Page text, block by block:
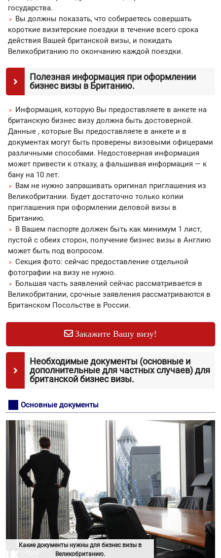
государства.
Вы должны показать, что собираетесь совершать
короткие визитерские поездки в течение всего срока
действия Вашей британской визы, и покидать
Великобританию по окончанию каждой поездки.
Полезная информация при оформлении
бизнес визы в Британию.
Информация, которую Вы предоставляете в анкете на
британскую бизнес визу должна быть достоверной.
Данные , которые Вы предоставляете в анкете и в
документах могут быть проверены визовыми офицерами
различными способами. Недостоверная информация
может привести к отказу, а фальшивая информация — к
бану на 10 лет.
Вам не нужно запрашивать оригинал приглашения из
Великобритании. Будет достаточно только копии
приглашения при оформлении деловой визы в
Британию.
В Вашем паспорте должен быть как минимум 1 лист,
пустой с обеих сторон, получение бизнес визы в Англию
может быть под вопросом.
Секция фото: сейчас предоставление отдельной
фотографии на визу не нужно.
Большая часть заявлений сейчас рассматривается в
Великобритании, срочные заявления рассматриваются в
Британском Посольстве в России.
Закажите Вашу визу!
Необходимые документы (основные и
дополнительные для частных случаев) для
британской бизнес визы.
Основные документы
Какие документы нужны для бизнес визы в
Великобританию.